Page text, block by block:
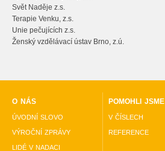
Svět Naděje z.s.
Terapie Venku, z.s.
Unie pečujících z.s.
Ženský vzdělávací ústav Brno, z.ú.
o nás
úvodní slovo
výroční zprávy
lidé v nadaci
pomohli jsme
v číslech
reference